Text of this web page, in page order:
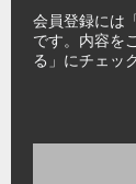
会員登録には
です。内容を
る」にチェッ